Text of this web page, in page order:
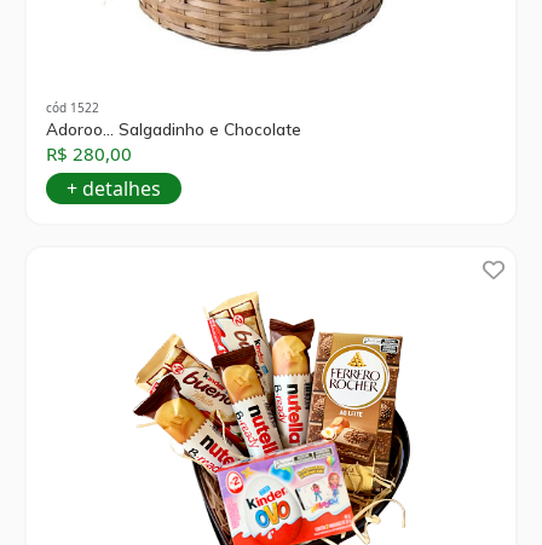
cód 1522
Adoroo... Salgadinho e Chocolate
R$ 280,00
+ detalhes